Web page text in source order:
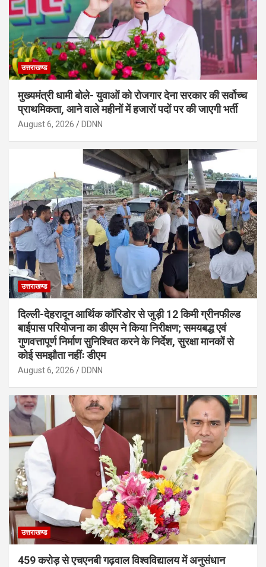
उत्तराखण्ड
मुख्यमंत्री धामी बोले- युवाओं को रोजगार देना सरकार की सर्वोच्च
प्राथमिकता, आने वाले महीनों में हजारों पदों पर की जाएगी भर्ती
August 6, 2026 DDNN
उत्तराखण्ड
दिल्ली-देहरादून आर्थिक कॉरिडोर से जुड़ी 12 किमी ग्रीनफील्ड
बाईपास परियोजना का डीएम ने किया निरीक्षण; समयबद्ध एवं
गुणवत्तापूर्ण निर्माण सुनिश्चित करने के निर्देश, सुरक्षा मानकों से
कोई समझौता नहींः डीएम
August 6, 2026 DDNN
उत्तराखण्ड
459 करोड़ से एचएनबी गढ़वाल विश्वविद्यालय में अनुसंधान